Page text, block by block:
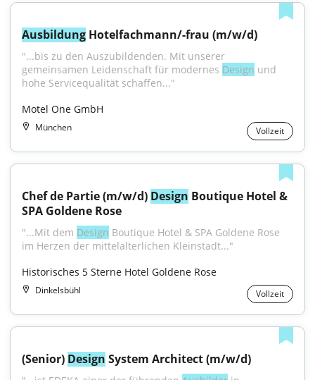
Ausbildung Hotelfachmann/-frau (m/w/d)
"...bis zu den Auszubildenden. Mit unserer
gemeinsamen Leidenschaft für modernes Design und
hohe Servicequalität schaffen..."
Motel One GmbH
München Vollzeit
Chef de Partie (m/w/d) Design Boutique Hotel &
SPA Goldene Rose
"...Mit dem Design Boutique Hotel & SPA Goldene Rose
im Herzen der mittelalterlichen Kleinstadt..."
Historisches 5 Sterne Hotel Goldene Rose
Dinkelsbühl Vollzeit
(Senior) Design System Architect (m/w/d)